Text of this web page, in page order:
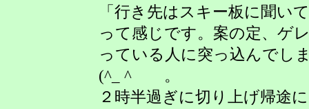
「行き先はスキー板に聞い
って感じです。案の定、ゲ
っている人に突っ込んでし
(^_ ^ゞ 。
２時半過ぎに切り上げ帰途